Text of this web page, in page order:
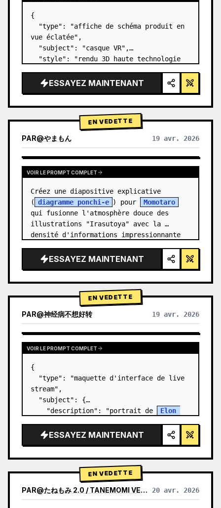
{
  "type": "affiche de schéma produit en
vue éclatée",
  "subject": "casque VR",
  "style": "rendu 3D haute technologie
lumineux",
  "background": "{argument
default=\"dégradé doux de violet et de
ble…
ESSAYEZ MAINTENANT
EN VEDETTE
PAR@やまもん 19 avr. 2026
VOIR LES RÉSULTATS D'AUTRES MODÈLES
VOIR LE PROMPT COMPLET
Créez une diapositive explicative
( diagramme ponchi-e ) pour
Momotaro
qui fusionne l'atmosphère douce des
illustrations "Irasutoya" avec la
densité d'informations impressionnante
ESSAYEZ MAINTENANT
EN VEDETTE
PAR@神经病不想好转 19 avr. 2026
VOIR LE PROMPT COMPLET
{
  "type": "maquette d'interface de live
stream",
  "subject": {
    "description": "portrait de
Elon
avec un graphique technique blanc",
    "background": "le côté gauche affic…
ESSAYEZ MAINTENANT
EN VEDETTE
PAR@たねもみ 2.0 / TANEMOMI VER2.0 20 avr. 2026